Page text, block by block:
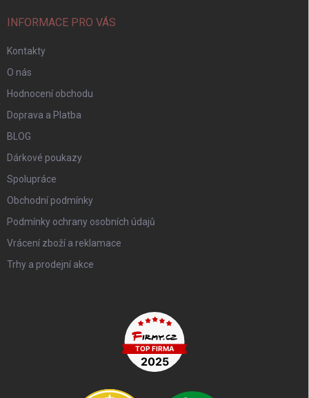
INFORMACE PRO VÁS
Kontakty
O nás
Hodnocení obchodu
Doprava a Platba
BLOG
Dárkové poukazy
Spolupráce
Obchodní podmínky
Podmínky ochrany osobních údajů
Vrácení zboží a reklamace
Trhy a prodejní akce